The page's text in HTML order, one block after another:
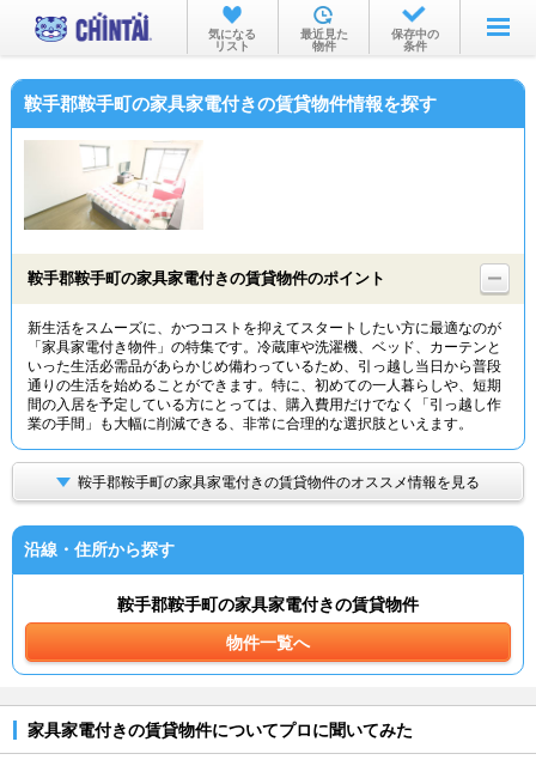
お部屋を探す
沿線・駅から
物件特集から
TOP
気になる
リスト
最近見た
物件
保存中の
条件
鞍手郡鞍手町の家具家電付きの賃貸物件情報を探す
鞍手郡鞍手町の家具家電付きの賃貸物件のポイント
新生活をスムーズに、かつコストを抑えてスタートしたい方に最適なのが
「家具家電付き物件」の特集です。冷蔵庫や洗濯機、ベッド、カーテンと
いった生活必需品があらかじめ備わっているため、引っ越し当日から普段
通りの生活を始めることができます。特に、初めての一人暮らしや、短期
間の入居を予定している方にとっては、購入費用だけでなく「引っ越し作
業の手間」も大幅に削減できる、非常に合理的な選択肢といえます。
鞍手郡鞍手町の家具家電付きの賃貸物件のオススメ情報を見る
沿線・住所から探す
鞍手郡鞍手町の家具家電付きの賃貸物件
物件一覧へ
家具家電付きの賃貸物件についてプロに聞いてみた